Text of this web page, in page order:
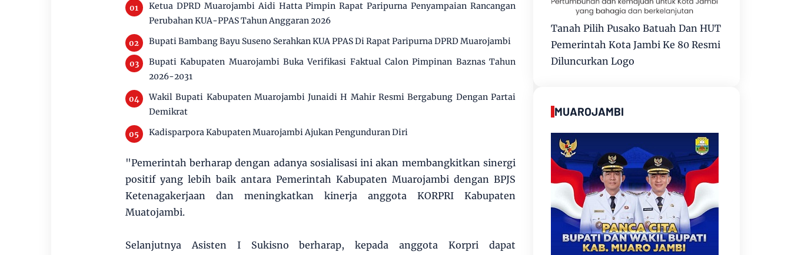
Ketua DPRD Muarojambi Aidi Hatta Pimpin Rapat Paripurna Penyampaian Rancangan
Perubahan KUA-PPAS Tahun Anggaran 2026
Bupati Bambang Bayu Suseno Serahkan KUA PPAS Di Rapat Paripurna DPRD Muarojambi
Bupati Kabupaten Muarojambi Buka Verifikasi Faktual Calon Pimpinan Baznas Tahun
2026-2031
Wakil Bupati Kabupaten Muarojambi Junaidi H Mahir Resmi Bergabung Dengan Partai
Demikrat
Kadisparpora Kabupaten Muarojambi Ajukan Pengunduran Diri
"Pemerintah berharap dengan adanya sosialisasi ini akan membangkitkan sinergi
positif yang lebih baik antara Pemerintah Kabupaten Muarojambi dengan BPJS
Ketenagakerjaan dan meningkatkan kinerja anggota KORPRI Kabupaten
Muatojambi.
Selanjutnya Asisten I Sukisno berharap, kepada anggota Korpri dapat
Tanah Pilih Pusako Batuah Dan HUT
Pemerintah Kota Jambi Ke 80 Resmi
Diluncurkan Logo
MUAROJAMBI